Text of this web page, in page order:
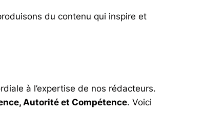
du contenu qui inspire et
à l’expertise de nos rédacteurs.
Autorité et Compétence. Voici